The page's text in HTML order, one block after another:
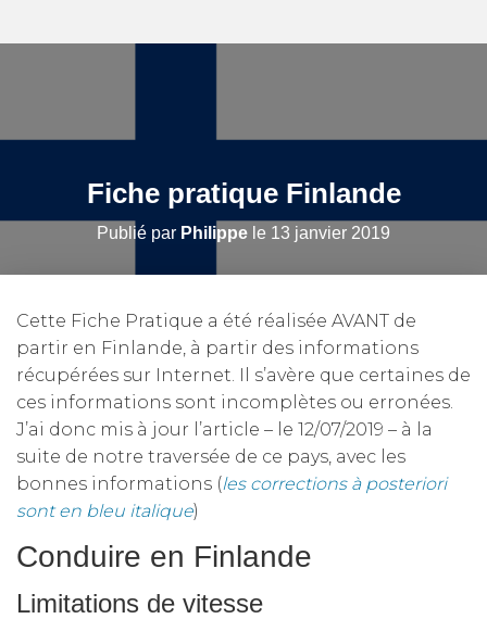
Fiche pratique Finlande
Publié par Philippe le 13 janvier 2019
Cette Fiche Pratique a été réalisée AVANT de
partir en Finlande, à partir des informations
récupérées sur Internet. Il s’avère que certaines de
ces informations sont incomplètes ou erronées.
J’ai donc mis à jour l’article – le 12/07/2019 – à la
suite de notre traversée de ce pays, avec les
bonnes informations (les corrections à posteriori
sont en bleu italique)
Conduire en Finlande
Limitations de vitesse